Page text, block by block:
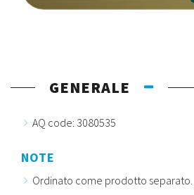
GENERALE
AQ code: 3080535
NOTE
Ordinato come prodotto separato.